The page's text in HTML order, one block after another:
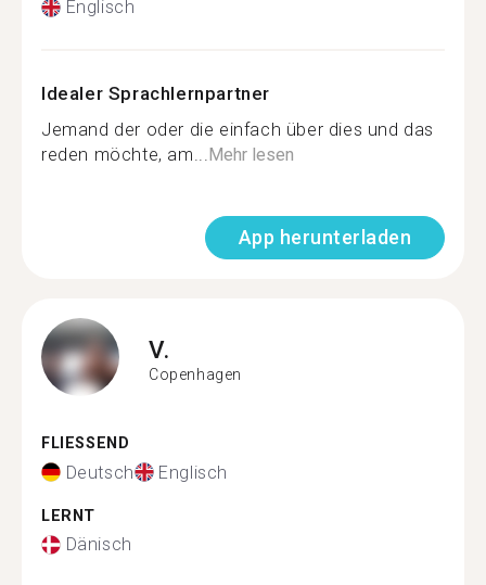
Englisch
Idealer Sprachlernpartner
Jemand der oder die einfach über dies und das
reden möchte, am...Mehr lesen
App herunterladen
V.
Copenhagen
FLIESSEND
Deutsch Englisch
LERNT
Dänisch